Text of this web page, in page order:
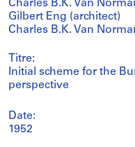
Charles B.K. Van
Gilbert Eng (architect)
Charles B.K. Van
Titre:
Initial scheme for the
perspective
Date:
1952